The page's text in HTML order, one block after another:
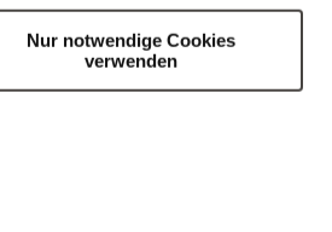
Nur notwendige Cookies
verwenden